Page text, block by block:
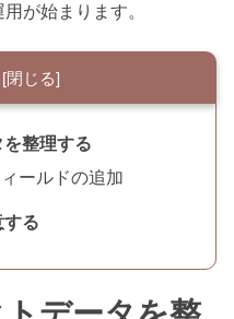
が始まります。
整理する
ールドの追加
する